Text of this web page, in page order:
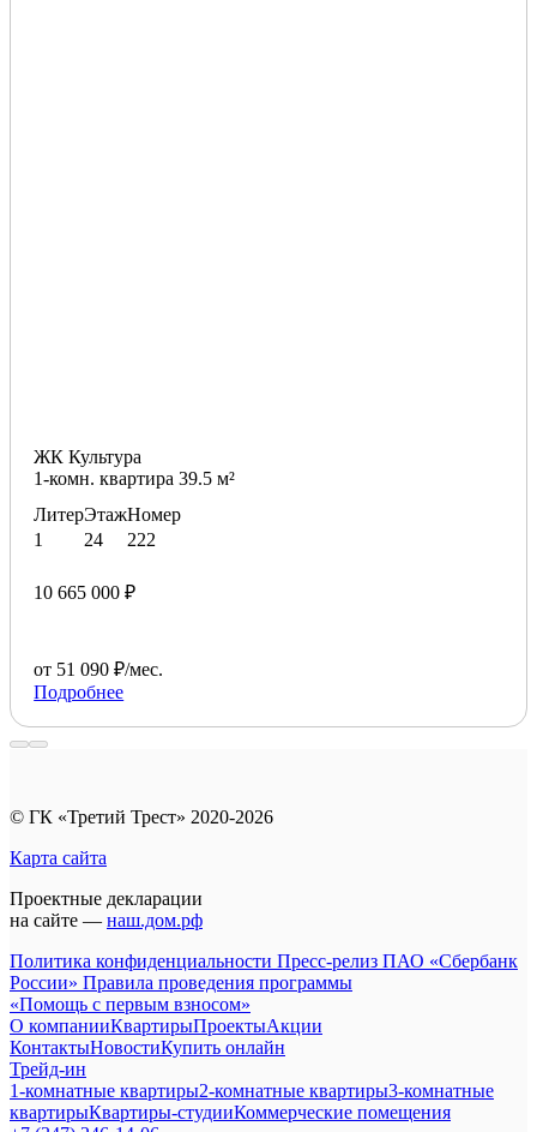
ЖК Культура
1-комн. квартира 39.5 м²
Литер
1
Этаж
24
Номер
222
10 665 000 ₽
от 51 090 ₽/мес.
Подробнее
© ГК «Третий Трест» 2020-2026
Карта сайта
Проектные декларации
на сайте — наш.дом.рф
Политика конфиденциальности Пресс-релиз ПАО «Сбербанк
России» Правила проведения программы
«Помощь с первым взносом»
О компанииКвартирыПроектыАкции
КонтактыНовостиКупить онлайн
Трейд-ин
1-комнатные квартиры2-комнатные квартиры3-комнатные
квартирыКвартиры-студииКоммерческие помещения